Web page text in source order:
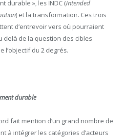
durable », les INDC (Intended
) et la transformation. Ces trois
d’entrevoir vers où pourraient
delà de la question des cibles
l’objectif du 2 degrés.
durable
fait mention d’un grand nombre de
à intégrer les catégories d’acteurs